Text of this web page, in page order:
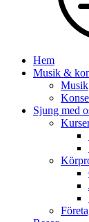
Hem
Musik &
Musik
Sjung med